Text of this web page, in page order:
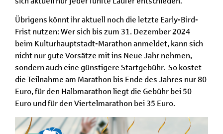
Übrigens könnt ihr aktuell noch die letzte Early-Bird-
Frist nutzen: Wer sich bis zum 31. Dezember 2024
beim Kulturhauptstadt-Marathon anmeldet, kann sich
nicht nur gute Vorsätze mit ins Neue Jahr nehmen,
sondern auch eine günstigere Startgebühr. So kostet
die Teilnahme am Marathon bis Ende des Jahres nur 80
Euro, für den Halbmarathon liegt die Gebühr bei 50
Euro und für den Viertelmarathon bei 35 Euro.